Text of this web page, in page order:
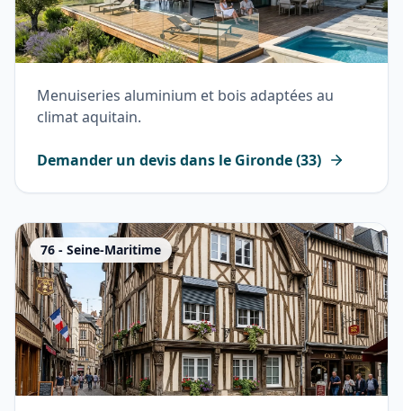
Menuiseries aluminium et bois adaptées au
climat aquitain.
Demander un devis dans le Gironde(33)
76 - Seine-Maritime